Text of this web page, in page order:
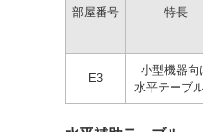
部屋番号 特長
E3
小型機器向
水平テーブ